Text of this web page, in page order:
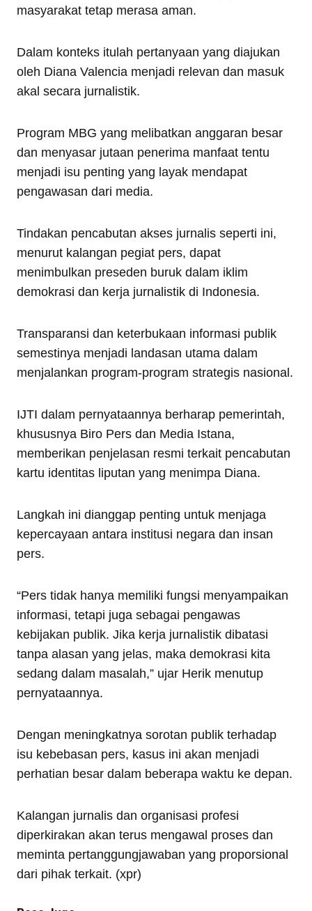
masyarakat tetap merasa aman.
Dalam konteks itulah pertanyaan yang diajukan
oleh Diana Valencia menjadi relevan dan masuk
akal secara jurnalistik.
Program MBG yang melibatkan anggaran besar
dan menyasar jutaan penerima manfaat tentu
menjadi isu penting yang layak mendapat
pengawasan dari media.
Tindakan pencabutan akses jurnalis seperti ini,
menurut kalangan pegiat pers, dapat
menimbulkan preseden buruk dalam iklim
demokrasi dan kerja jurnalistik di Indonesia.
Transparansi dan keterbukaan informasi publik
semestinya menjadi landasan utama dalam
menjalankan program-program strategis nasional.
IJTI dalam pernyataannya berharap pemerintah,
khususnya Biro Pers dan Media Istana,
memberikan penjelasan resmi terkait pencabutan
kartu identitas liputan yang menimpa Diana.
Langkah ini dianggap penting untuk menjaga
kepercayaan antara institusi negara dan insan
pers.
“Pers tidak hanya memiliki fungsi menyampaikan
informasi, tetapi juga sebagai pengawas
kebijakan publik. Jika kerja jurnalistik dibatasi
tanpa alasan yang jelas, maka demokrasi kita
sedang dalam masalah,” ujar Herik menutup
pernyataannya.
Dengan meningkatnya sorotan publik terhadap
isu kebebasan pers, kasus ini akan menjadi
perhatian besar dalam beberapa waktu ke depan.
Kalangan jurnalis dan organisasi profesi
diperkirakan akan terus mengawal proses dan
meminta pertanggungjawaban yang proporsional
dari pihak terkait. (xpr)